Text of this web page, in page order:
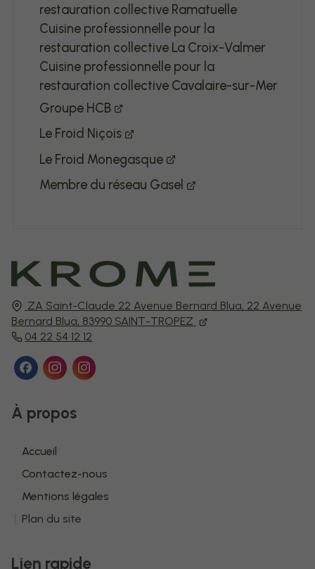
restauration collective Ramatuelle
Cuisine professionnelle pour la
restauration collective La Croix-Valmer
Cuisine professionnelle pour la
restauration collective Cavalaire-sur-Mer
Groupe HCB
Le Froid Niçois
Le Froid Monegasque
Membre du réseau Gasel
ZA Saint-Claude 22 Avenue Bernard Blua, 22 Avenue
Bernard Blua, 83990 SAINT-TROPEZ
04 22 54 12 12
À propos
Accueil
Contactez-nous
Mentions légales
Plan du site
Lien rapide